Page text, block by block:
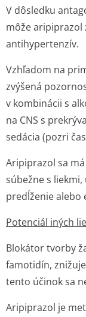
V dôsledku
môže aripiprazol
antihypertenzív.
Vzhľadom na
zvýšená
v kombinácii s
na CNS s
sedácia (pozri
Aripiprazol sa
súbežne s
predĺženie alebo
Potenciál iných
Blokátor tvorby
famotidín,
tento účinok sa
Aripiprazol je